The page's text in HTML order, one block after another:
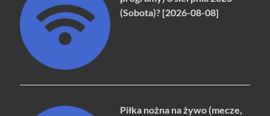
(Sobota)? [2026-08-08]
Piłka nożna na żywo (mecze,